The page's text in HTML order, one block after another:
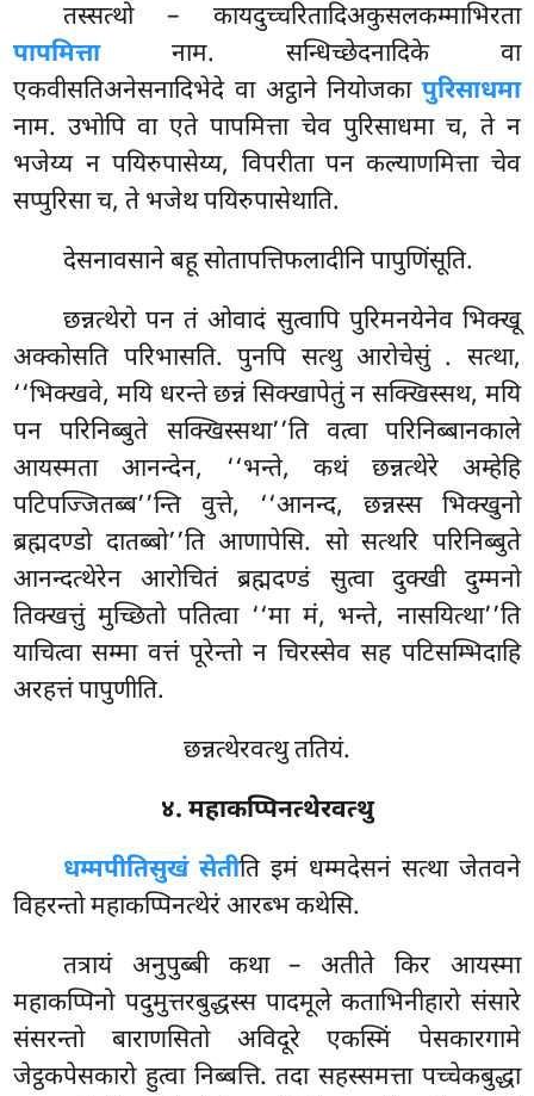
तस्सत्थो – कायदुच्चरितादिअकुसलकम्माभिरता
पापमित्तानाम. सन्धिच्छेदनादिके वा
एकवीसतिअनेसनादिभेदे वा अट्ठाने नियोजका पुरिसाधमा
नाम. उभोपि वा एते पापमित्ता चेव पुरिसाधमा च, ते न
भजेय्य न पयिरुपासेय्य, विपरीता पन कल्याणमित्ता चेव
सप्पुरिसा च, ते भजेथ पयिरुपासेथाति.
देसनावसाने बहू सोतापत्तिफलादीनि पापुणिंसूति.
छन्नत्थेरो पन तं ओवादं सुत्वापि पुरिमनयेनेव भिक्खू
अक्कोसति परिभासति. पुनपि सत्थु आरोचेसुं . सत्था,
‘‘भिक्खवे, मयि धरन्ते छन्नं सिक्खापेतुं न सक्खिस्सथ, मयि
पन परिनिब्बुते सक्खिस्सथा’’ति वत्वा परिनिब्बानकाले
आयस्मता आनन्देन, ‘‘भन्ते, कथं छन्नत्थेरे अम्हेहि
पटिपज्जितब्ब’’न्ति वुत्ते, ‘‘आनन्द, छन्नस्स भिक्खुनो
ब्रह्मदण्डो दातब्बो’’ति आणापेसि. सो सत्थरि परिनिब्बुते
आनन्दत्थेरेन आरोचितं ब्रह्मदण्डं सुत्वा दुक्खी दुम्मनो
तिक्खत्तुं मुच्छितो पतित्वा ‘‘मा मं, भन्ते, नासयित्था’’ति
याचित्वा सम्मा वत्तं पूरेन्तो न चिरस्सेव सह पटिसम्भिदाहि
अरहत्तं पापुणीति.
छन्नत्थेरवत्थु ततियं.
४. महाकप्पिनत्थेरवत्थु
धम्मपीतिसुखं सेतीति इमं धम्मदेसनं सत्था जेतवने
विहरन्तो महाकप्पिनत्थेरं आरब्भ कथेसि.
तत्रायं अनुपुब्बी कथा – अतीते किर आयस्मा
महाकप्पिनो पदुमुत्तरबुद्धस्स पादमूले कताभिनीहारो संसारे
संसरन्तो बाराणसितो अविदूरे एकस्मिं पेसकारगामे
जेट्ठकपेसकारो हुत्वा निब्बत्ति. तदा सहस्समत्ता पच्चेकबुद्धा